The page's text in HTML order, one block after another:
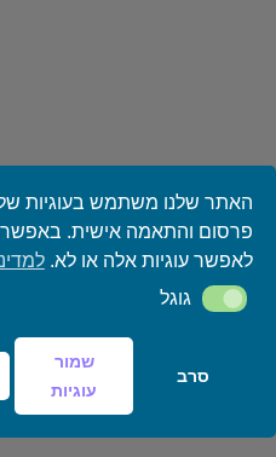
פרסום והתאמה אישית.
לאפשר עוגיות אלה או לא.
גוגל
גוגל
סרב
שמור
עוגיות